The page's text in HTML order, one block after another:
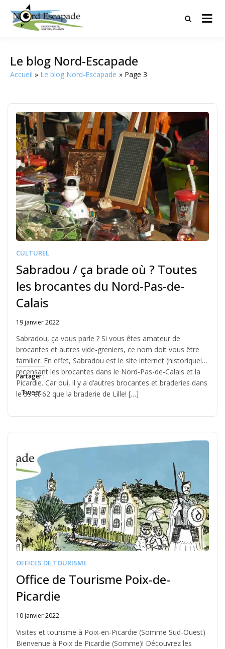
Tourisme et randonnées en Hauts
Le blog Nord-Escapade
Accueil Le blog Nord-Escapade Page 3
CULTUREL
Sabradou / ça brade où ? Toutes
les brocantes du Nord-Pas-de-
Calais
Written
Jérémie
19 janvier 2022
Sabradou, ça vous parle ? Si vous êtes amateur de
brocantes et autres vide-greniers, ce nom doit vous être
familier. En effet, Sabradou est le site internet (historique!)
recensant les brocantes dans le Nord-Pas-de-Calais et la
Picardie. Car oui, il y a d’autres brocantes et braderies dans
le 59 et 62 que la braderie de Lille! […]
Partager :
Tweet
OFFICES DE TOURISME
Office de Tourisme Poix-de-
Picardie
Written
Jérémie
10 janvier 2022
Visites et tourisme à Poix-en-Picardie (Somme Sud-Ouest)
Bienvenue à Poix de Picardie (Somme)! Découvrez les